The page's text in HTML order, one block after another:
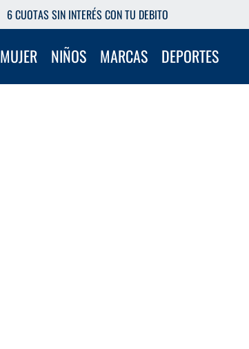
6 CUOTAS SIN INTERÉS CON TU DEBITO
MUJER NIÑOS MARCAS DEPORTES